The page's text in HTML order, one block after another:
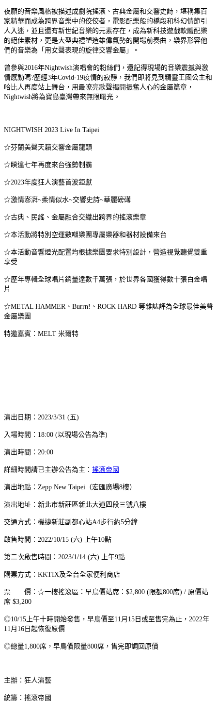
夜願的音樂風格被描述成劇院搖滾、古典金屬和交響史詩，堪稱集百
家精華而成為跨界音樂中的佼佼者，電影配樂般的橋段和科幻情節引
人入迷，並且還有新世紀音樂的元素存在，成為新科技遊戲軟體配樂
的絕佳素材，更是大型典禮塑造雄偉氣勢的開場前奏曲，樂界形容他
們的音樂為「用女聲表現的旋律交響金屬」。
曾參與2016年Nightwish演唱會的粉絲們，還記得現場的音樂震撼與激
情感動嗎?歷經3年Covid-19疫情的寂靜，我們即將見到精靈王國公主和
哈比人再度站上舞台，用最嘹亮歌聲揭開振奮人心的金屬篇章，
Nightwish將為寶島臺灣帶來無限曙光。
NIGHTWISH 2023 Live In Taipei
☆芬蘭美聲天籟交響金屬龍頭
☆睽違七年再度來台強勢制霸
☆2023年度狂人演藝首波鉅獻
☆激情澎湃~柔情似水~交響史詩~華麗磅礡
☆古典、民謠、金屬融合交織出跨界的搖滾樂章
☆本活動將特別空運數噸樂團專屬樂器和器材設備來台
☆本活動音響燈光配置均根據樂團要求特別設計，營造視覺聽覺雙重
享受
☆歷年專輯全球唱片銷量達數千萬張，於世界各國獲得數十張白金唱
片
☆METAL HAMMER、Burrn!、ROCK HARD 等雜誌評為全球最佳美聲
金屬樂團
特邀嘉賓：MELT 米爾特
演出日期：2023/3/31 (五)
入場時間：18:00 (以現場公告為準)
演出時間：20:00
詳細時間請已主辦公告為主： 搖滾帝國
演出地點：Zepp New Taipei（宏匯廣場8樓）
演出地址：新北市新莊區新北大道四段三號八樓
交通方式：機捷新莊副都心站A4步行約5分鐘
啟售時間：2022/10/15 (六) 上午10點
第二次啟售時間：2023/1/14 (六) 上午9點
購票方式：KKTIX及全台全家便利商店
票 價：☆一樓搖滾區：早鳥價站席：$2,800 (限額800席) / 原價站
席 $3,200
◎10/15上午十時開始發售，早鳥價至11月15日或至售完為止，2022年
11月16日起恢復原價
◎總量1,800席，早鳥價限量800席，售完即調回原價
主辦：狂人演藝
統籌：搖滾帝國